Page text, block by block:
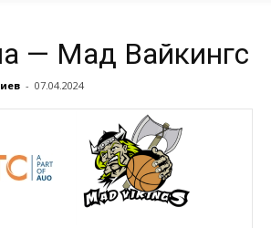
— Мад Вайкингс
- 07.04.2024